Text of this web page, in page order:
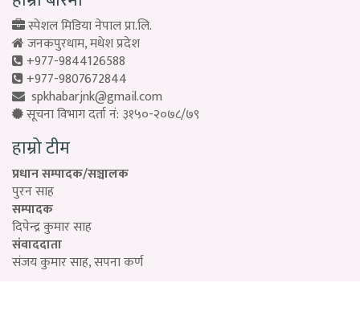
स्पेशल मिडिया नेपाल प्रा.लि.
जनकपुरधाम, मधेश प्रदेश
+977-9844126588
+977-9807672844
spkhabarjnk@gmail.com
सूचना विभाग दर्ता नं: ३१५०-२०७८/७९
हाम्रो टीम
प्रधान सम्पादक/सञ्चालक
पुरन साह
सम्पादक
दिपेन्द्र कुमार साह
संवाददाता
संजय कुमार साह, सपना कर्ण